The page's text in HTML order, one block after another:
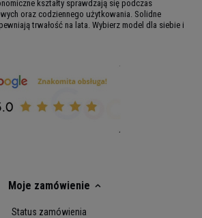
kształty sprawdzają się podczas
oraz codziennego użytkowania. Solidne
trwałość na lata. Wybierz model dla siebie i
Moje zamówienie
Status zamówienia